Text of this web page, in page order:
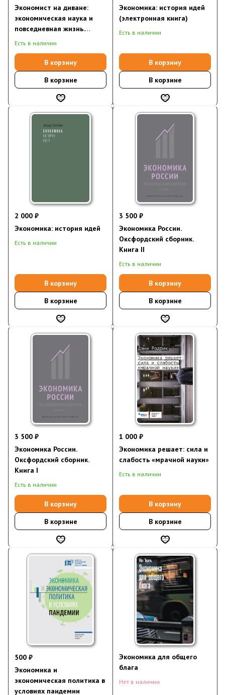
Экономист на диване:
экономическая наука и
повседневная жизнь.
Пересмотренное и
Есть в наличии
В корзину
В корзине
Экономика: история идей
(электронная книга)
Есть в наличии
В корзину
В корзине
2 000 ₽
Экономика: история идей
Есть в наличии
В корзину
В корзине
3 500 ₽
Экономика России.
Оксфордский сборник.
Книга II
Есть в наличии
В корзину
В корзине
3 500 ₽
Экономика России.
Оксфордский сборник.
Книга I
Есть в наличии
В корзину
В корзине
1 000 ₽
Экономика решает: сила и
слабость «мрачной науки»
Есть в наличии
В корзину
В корзине
500 ₽
Экономика и
экономическая политика в
условиях пандемии
Экономика для общего
блага
Нет в наличии